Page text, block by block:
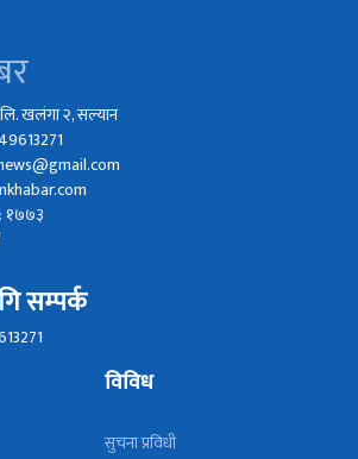
खलंगा २, सल्यान
: १७७३
सम्पर्क
विविध
सुचना प्रविधी